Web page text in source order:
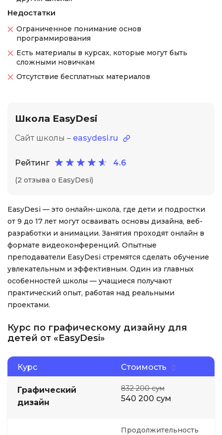
Недостатки
Ограниченное понимание основ
программирования
Есть материалы в курсах, которые могут быть
сложными новичкам
Отсутствие бесплатных материалов
Школа EasyDesi
Сайт школы – easydesi.ru
Рейтинг 4.6
(2 отзыва о EasyDesi)
EasyDesi — это онлайн-школа, где дети и подростки
от 9 до 17 лет могут осваивать основы дизайна, веб-
разработки и анимации. Занятия проходят онлайн в
формате видеоконференций. Опытные
преподаватели EasyDesi стремятся сделать обучение
увлекательным и эффективным. Один из главных
особенностей школы — учащиеся получают
практический опыт, работая над реальными
проектами.
Курс по графическому дизайну для
детей от «EasyDesi»
Курс Стоимость
Графический
дизайн
832 200 сум
540 200 сум
Продолжительность